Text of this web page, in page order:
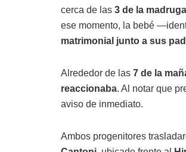
cerca de las 3 de la
ese momento, la bebé
matrimonial junto a sus
Alrededor de las 7 de la
reaccionaba. Al notar que
aviso de inmediato.
Ambos progenitores